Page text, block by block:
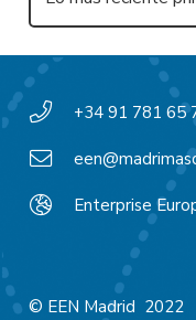
+34 91 781 65
Enterprise
© EEN Madrid 2022